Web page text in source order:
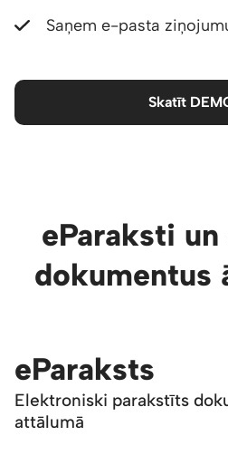
Saņem e-pasta
Skatīt
eParaksti
dokumentus
eParaksts
Elektroniski parakstīts
attālumā